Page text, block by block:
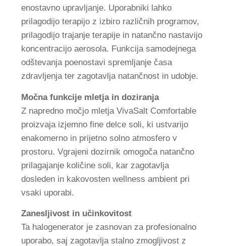
enostavno upravljanje. Uporabniki lahko
prilagodijo terapijo z izbiro različnih programov,
prilagodijo trajanje terapije in natančno nastavijo
koncentracijo aerosola. Funkcija samodejnega
odštevanja poenostavi spremljanje časa
zdravljenja ter zagotavlja natančnost in udobje.
Močna funkcije mletja in doziranja
Z napredno močjo mletja VivaSalt Comfortable
proizvaja izjemno fine delce soli, ki ustvarijo
enakomerno in prijetno solno atmosfero v
prostoru. Vgrajeni dozirnik omogoča natančno
prilagajanje količine soli, kar zagotavlja
dosleden in kakovosten wellness ambient pri
vsaki uporabi.
Zanesljivost in učinkovitost
Ta halogenerator je zasnovan za profesionalno
uporabo, saj zagotavlja stalno zmogljivost z